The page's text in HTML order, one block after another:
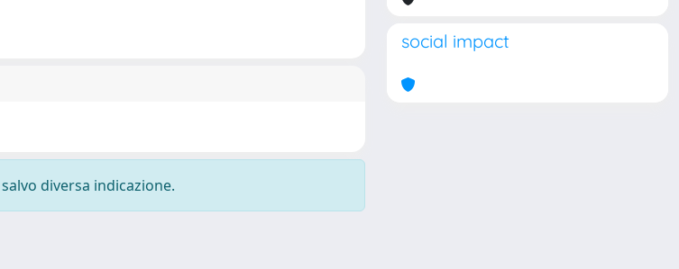
diversa indicazione.
social impact